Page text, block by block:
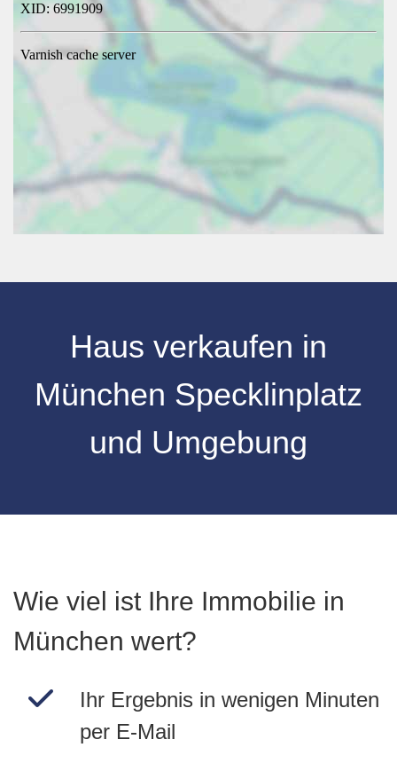
Haus verkaufen in
München Specklinplatz
und Umgebung
Wie viel ist Ihre Immobilie in
München wert?
Ihr Ergebnis in wenigen Minuten
per E-Mail